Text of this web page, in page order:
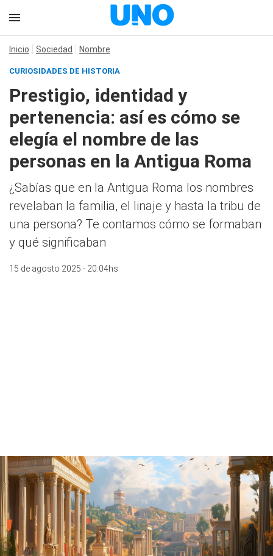
Inicio Sociedad Nombre
CURIOSIDADES DE HISTORIA
Prestigio, identidad y
pertenencia: así es cómo se
elegía el nombre de las
personas en la Antigua Roma
¿Sabías que en la Antigua Roma los nombres
revelaban la familia, el linaje y hasta la tribu de
una persona? Te contamos cómo se formaban
y qué significaban
15 de agosto 2025 - 20:04hs